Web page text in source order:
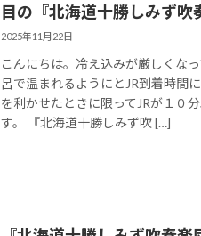
目の『北海道十勝しみず
2025年11月22日
こんにちは。冷え込みが厳しくな
呂で温まれるようにとJR到着時間
を利かせたときに限ってJRが１０
す。 『北海道十勝しみず吹 […]